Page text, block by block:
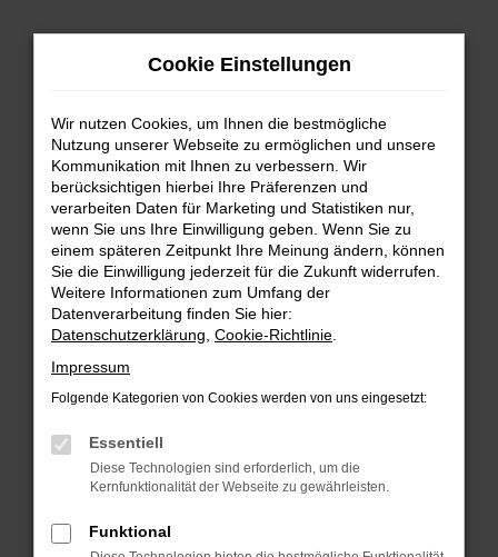
Zum
FEHLER: NETWORK ERROR
Beim Laden ist ein Fehler aufgetreten.
Hier sind ein paar Tipps, die dir helfen können:
Überprüfe deine Firewall und deine
Internetverbindung.
Laden andere Webseiten, zum Beispiel deine
Manche Erweiterungen, wie Werbeblocker,
verhindern. Funktioniert die Seite in einem
Cookie Einstellungen
Wir nutzen Cookies, um Ihnen die bestmögliche
Nutzung unserer Webseite zu ermöglichen und unsere
Kommunikation mit Ihnen zu verbessern. Wir
berücksichtigen hierbei Ihre Präferenzen und
verarbeiten Daten für Marketing und Statistiken nur,
wenn Sie uns Ihre Einwilligung geben. Wenn Sie zu
einem späteren Zeitpunkt Ihre Meinung ändern, können
Sie die Einwilligung jederzeit für die Zukunft widerrufen.
Weitere Informationen zum Umfang der
Datenverarbeitung finden Sie hier:
Datenschutzerklärung Cookie-Richtlinie
Impressum
Folgende Kategorien von Cookies werden von uns eingesetzt:
Essentiell
Diese Technologien sind erforderlich, um die
Kernfunktionalität der Webseite zu gewährleisten.
Funktional